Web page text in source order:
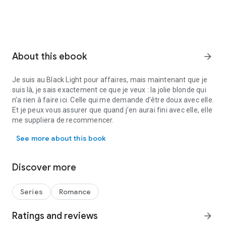
About this ebook arrow_forward
Je suis au Black Light pour affaires, mais maintenant que je
suis là, je sais exactement ce que je veux : la jolie blonde qui
n’a rien à faire ici. Celle qui me demande d’être doux avec elle.
Et je peux vous assurer que quand j’en aurai fini avec elle, elle
me suppliera de recommencer.
See more about this book
Discover more
Series Romance
Ratings and reviews arrow_forward